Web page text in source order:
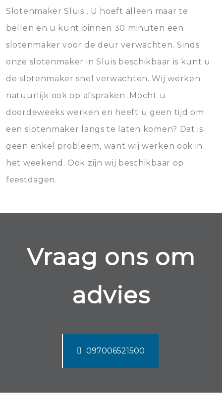
Slotenmaker Sluis . U hoeft alleen maar te
bellen en u kunt binnen 30 minuten een
slotenmaker voor de deur verwachten. Sinds
onze slotenmaker in Sluis beschikbaar is kunt u
de slotenmaker snel verwachten. Wij werken
natuurlijk ook op afspraken. Mocht u
doordeweeks werken en heeft u geen tijd om
een slotenmaker langs te laten komen? Dat is
geen enkel probleem, want wij werken ook in
het weekend. Ook zijn wij beschikbaar op
feestdagen.
Vraag ons om
advies
097006521500